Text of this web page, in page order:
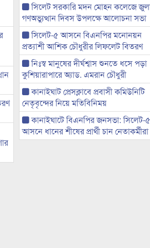
সিলেট সরকারি মদন মোহন কলেজে
গণঅভ্যুত্থান দিবস উপলক্ষে আলোচনা সভা
সিলেট-৫ আসনে বিএনপির মনোনয়ন
প্রত্যাশী আশিক চৌধুরীর লিফলেট বিতরণ
নিঃস্ব মানুষের দীর্ঘশ্বাস শুনতে ধসে পড়া
কুশিয়ারাপারে অ্যাড. এমরান চৌধুরী
কানাইঘাট প্রেসক্লাবে প্রবাসী কমিউনিটি
নেতৃবৃন্দের নিয়ে মতিবিনিময়
কানাইঘাটে বিএনপির জনসভা: সিলেট-৫
আসনে ধানের শীষের প্রার্থী চান নেতাকর্মীরা